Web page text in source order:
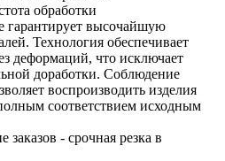
обработки
гарантирует высочайшую
Технология обеспечивает
деформаций, что исключает
доработки. Соблюдение
воспроизводить изделия
соответствием исходным